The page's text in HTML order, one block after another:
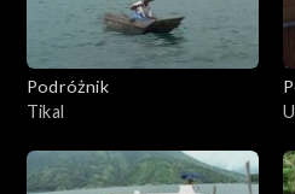
Podróżnik
Tikal